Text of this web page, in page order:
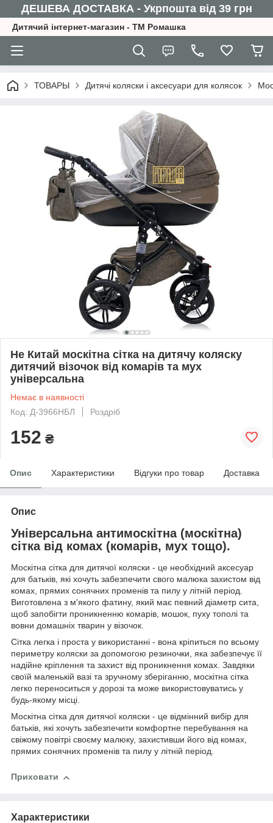
ДЕШЕВА ДОСТАВКА - Укрпошта від 39 грн
Дитячий інтернет-магазин - ТМ Ромашка
ТОВАРЫ Дитячі коляски і аксесуари для колясок
Не Китай москітна сітка на дитячу коляску
дитячий візочок від комарів та мух
універсальна
Немає в наявності
Код: Д-3966НБЛ
Роздріб
152 ₴
Опис Характеристики Відгуки про товар Доставка
Опис
Універсальна антимоскітна (москітна)
сітка від комах (комарів, мух тощо).
Москітна сітка для дитячої коляски - це необхідний аксесуар
для батьків, які хочуть забезпечити свого малюка захистом від
комах, прямих сонячних променів та пилу у літній період.
Виготовлена з м'якого фатину, який має певний діаметр сита,
щоб запобігти проникненню комарів, мошок, пуху тополі та
вовни домашніх тварин у візочок.
Сітка легка і проста у використанні - вона кріпиться по всьому
периметру коляски за допомогою резиночки, яка забезпечує її
надійне кріплення та захист від проникнення комах. Завдяки
своїй маленькій вазі та зручному зберіганню, москітна сітка
легко переноситься у дорозі та може використовуватись у
будь-якому місці.
Москітна сітка для дитячої коляски - це відмінний вибір для
батьків, які хочуть забезпечити комфортне перебування на
свіжому повітрі своєму малюку, захистивши його від комах,
прямих сонячних променів та пилу у літній період.
Приховати
Характеристики